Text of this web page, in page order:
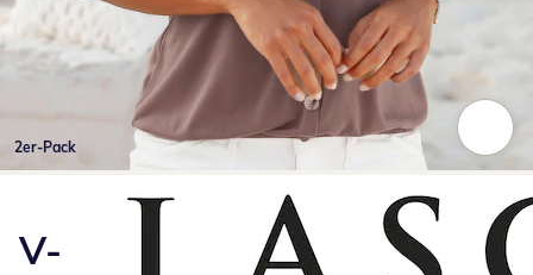
2er-Pack
V-